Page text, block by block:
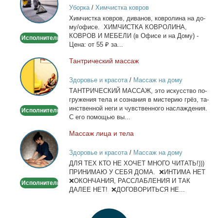
на
дому/
Исполнитель
Уборка/ Химчистка ковров
Хим­чист­ка ков­ров, ди­ва­нов, ков­ро­ли­на на до­
му/офи­се. ХИМЧИСТКА КОВРОЛИНА,
КОВРОВ И МЕБЕЛИ (в Офи­се и на До­му) -
Це­на: от 55 ₽ за...
Тантрический
массаж
Исполнитель
Тан­три­че­ский мас­саж
Здоровье и красота/ Массаж на дому
ТАНТРИЧЕСКИЙ МАССАЖ, это ис­кус­ство по­
гру­же­ния те­ла и со­зна­ния в ми­сте­рию грёз, та­
ин­ствен­ной неги и чув­ствен­но­го на­сла­жде­ния.
С его по­мо­щью вы...
Массаж
лица
и
тела
Исполнитель
Мас­саж ли­ца и те­ла
Здоровье и красота/ Массаж на дому
ДЛЯ ТЕХ КТО НЕ ХОЧЕТ МНОГО ЧИТАТЬ!)))
ПРИНИМАЮ У СЕБЯ ДОМА. ❌ИНТИМА НЕТ
❌ОКОНЧАНИЯ, РАССЛАБЛЕНИЯ И ТАК
ДАЛЕЕ НЕТ! ❌ДОГОВОРИТЬСЯ НЕ...